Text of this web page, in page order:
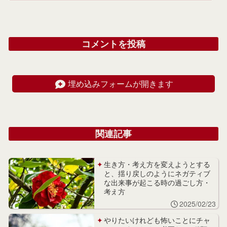
コメントを投稿
埋め込みフォームが開きます
関連記事
生き方・考え方を変えようとする
と、揺り戻しのようにネガティブ
な出来事が起こる時の過ごし方・
考え方
2025/02/23
やりたいけれども怖いことにチャ